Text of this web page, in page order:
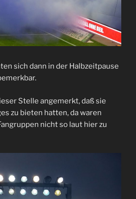
sich dann in der Halbzeitpause
Stelle angemerkt, daß sie
zu bieten hatten, da waren
nicht so laut hier zu